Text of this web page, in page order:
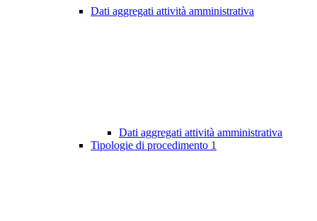
Dati aggregati attività amministrativa
Dati aggregati attività amministrativa
Tipologie di procedimento 1